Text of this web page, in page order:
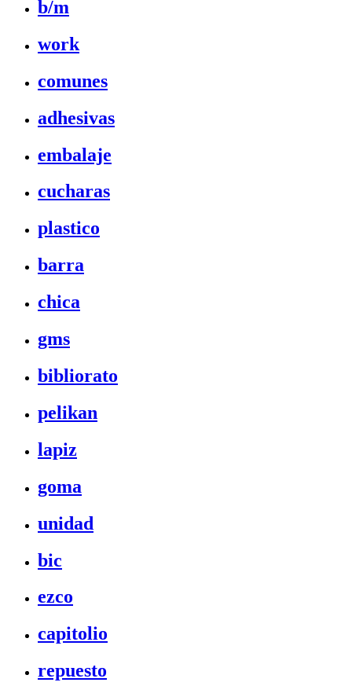
b/m
work
comunes
adhesivas
embalaje
cucharas
plastico
barra
chica
gms
bibliorato
pelikan
lapiz
goma
unidad
bic
ezco
capitolio
repuesto